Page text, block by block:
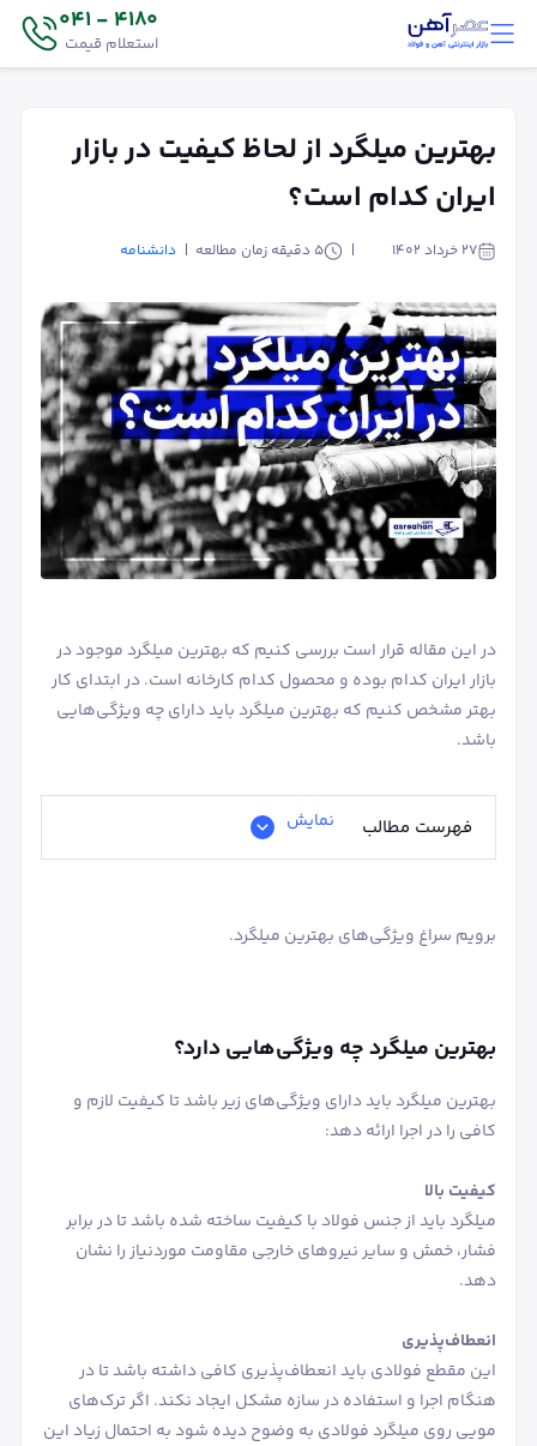
4180 - 041
استعلام قیمت
بهترین میلگرد از لحاظ کیفیت در بازار
ایران کدام است؟
۲۷ خرداد ۱۴۰۲ 5 دقیقه زمان مطالعه دانشنامه
در این مقاله قرار است بررسی کنیم که بهترین میلگرد موجود در
بازار ایران کدام بوده و محصول کدام کارخانه است. در ابتدای کار
بهتر مشخص کنیم که بهترین میلگرد باید دارای چه ویژگی‌هایی
باشد.
فهرست مطالب نمایش
برویم سراغ ویژگی‌های بهترین میلگرد.
بهترین میلگرد چه ویژگی‌هایی دارد؟
بهترین میلگرد باید دارای ویژگی‌های زیر باشد تا کیفیت لازم و
کافی را در اجرا ارائه دهد:
کیفیت بالا
میلگرد باید از جنس فولاد با کیفیت ساخته شده باشد تا در برابر
فشار، خمش و سایر نیروهای خارجی مقاومت موردنیاز را نشان
دهد.
انعطاف‌پذیری
این مقطع فولادی باید انعطاف‌پذیری کافی داشته باشد تا در
هنگام اجرا و استفاده در سازه مشکل ایجاد نکند. اگر ترک‌های
مویی روی میلگرد فولادی به وضوح دیده شود به احتمال زیاد این